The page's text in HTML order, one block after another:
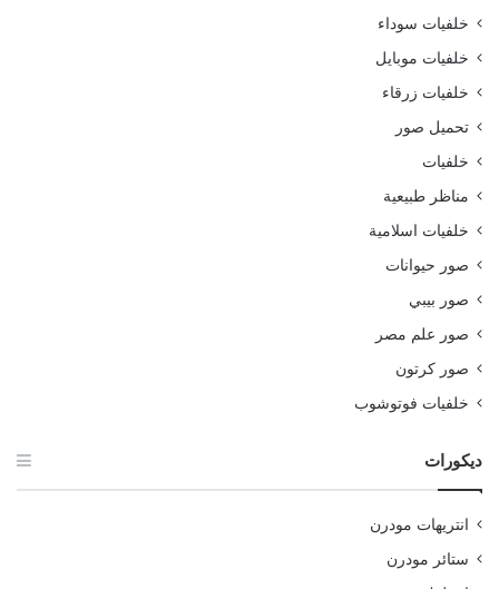
خلفيات سوداء
خلفيات موبايل
خلفيات زرقاء
تحميل صور
خلفيات
مناظر طبيعية
خلفيات اسلامية
صور حيوانات
صور بيبي
صور علم مصر
صور كرتون
خلفيات فوتوشوب
ديكورات
انتريهات مودرن
ستائر مودرن